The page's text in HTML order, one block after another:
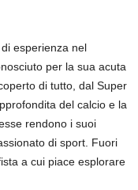
esperienza nel
per la sua acuta
di tutto, dal Super
del calcio e la
rendono i suoi
di sport. Fuori
a cui piace esplorare